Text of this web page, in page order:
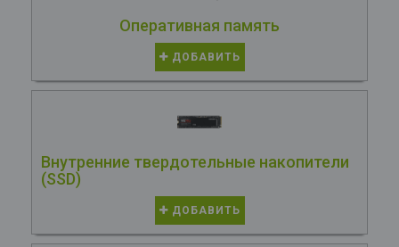
Оперативная память
ДОБАВИТЬ
Внутренние твердотельные накопители
(SSD)
ДОБАВИТЬ